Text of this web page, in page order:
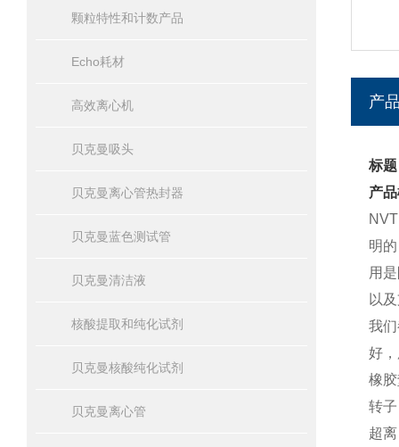
颗粒特性和计数产品
Echo耗材
高效离心机
贝克曼吸头
贝克曼离心管热封器
贝克曼蓝色测试管
贝克曼清洁液
核酸提取和纯化试剂
贝克曼核酸纯化试剂
贝克曼离心管
产
标
产
明
用
以
我
好
橡
转
超